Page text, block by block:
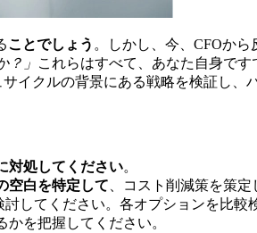
ことでしょう 。しかし、今、CFOから
」 これらはすべて、あなた自身で
イクルの背景にある戦略を検証し
対処してください。
空白を特定して、コスト削減策を策定
してください。各オプションを比較
を把握してください。